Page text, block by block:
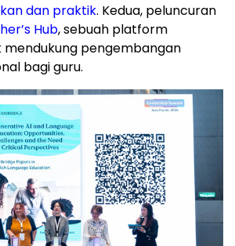
dan praktik. Kedua, peluncuran
Hub, sebuah platform
pengembangan
bagi guru.